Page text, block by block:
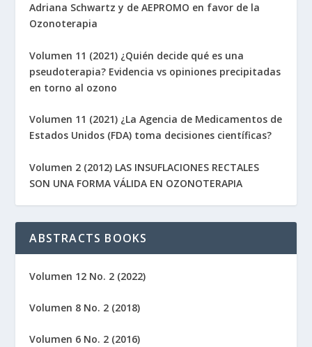
Adriana Schwartz y de AEPROMO en favor de la
Ozonoterapia
Volumen 11 (2021) ¿Quién decide qué es una
pseudoterapia? Evidencia vs opiniones precipitadas
en torno al ozono
Volumen 11 (2021) ¿La Agencia de Medicamentos de
Estados Unidos (FDA) toma decisiones científicas?
Volumen 2 (2012) LAS INSUFLACIONES RECTALES
SON UNA FORMA VÁLIDA EN OZONOTERAPIA
ABSTRACTS BOOKS
Volumen 12 No. 2 (2022)
Volumen 8 No. 2 (2018)
Volumen 6 No. 2 (2016)